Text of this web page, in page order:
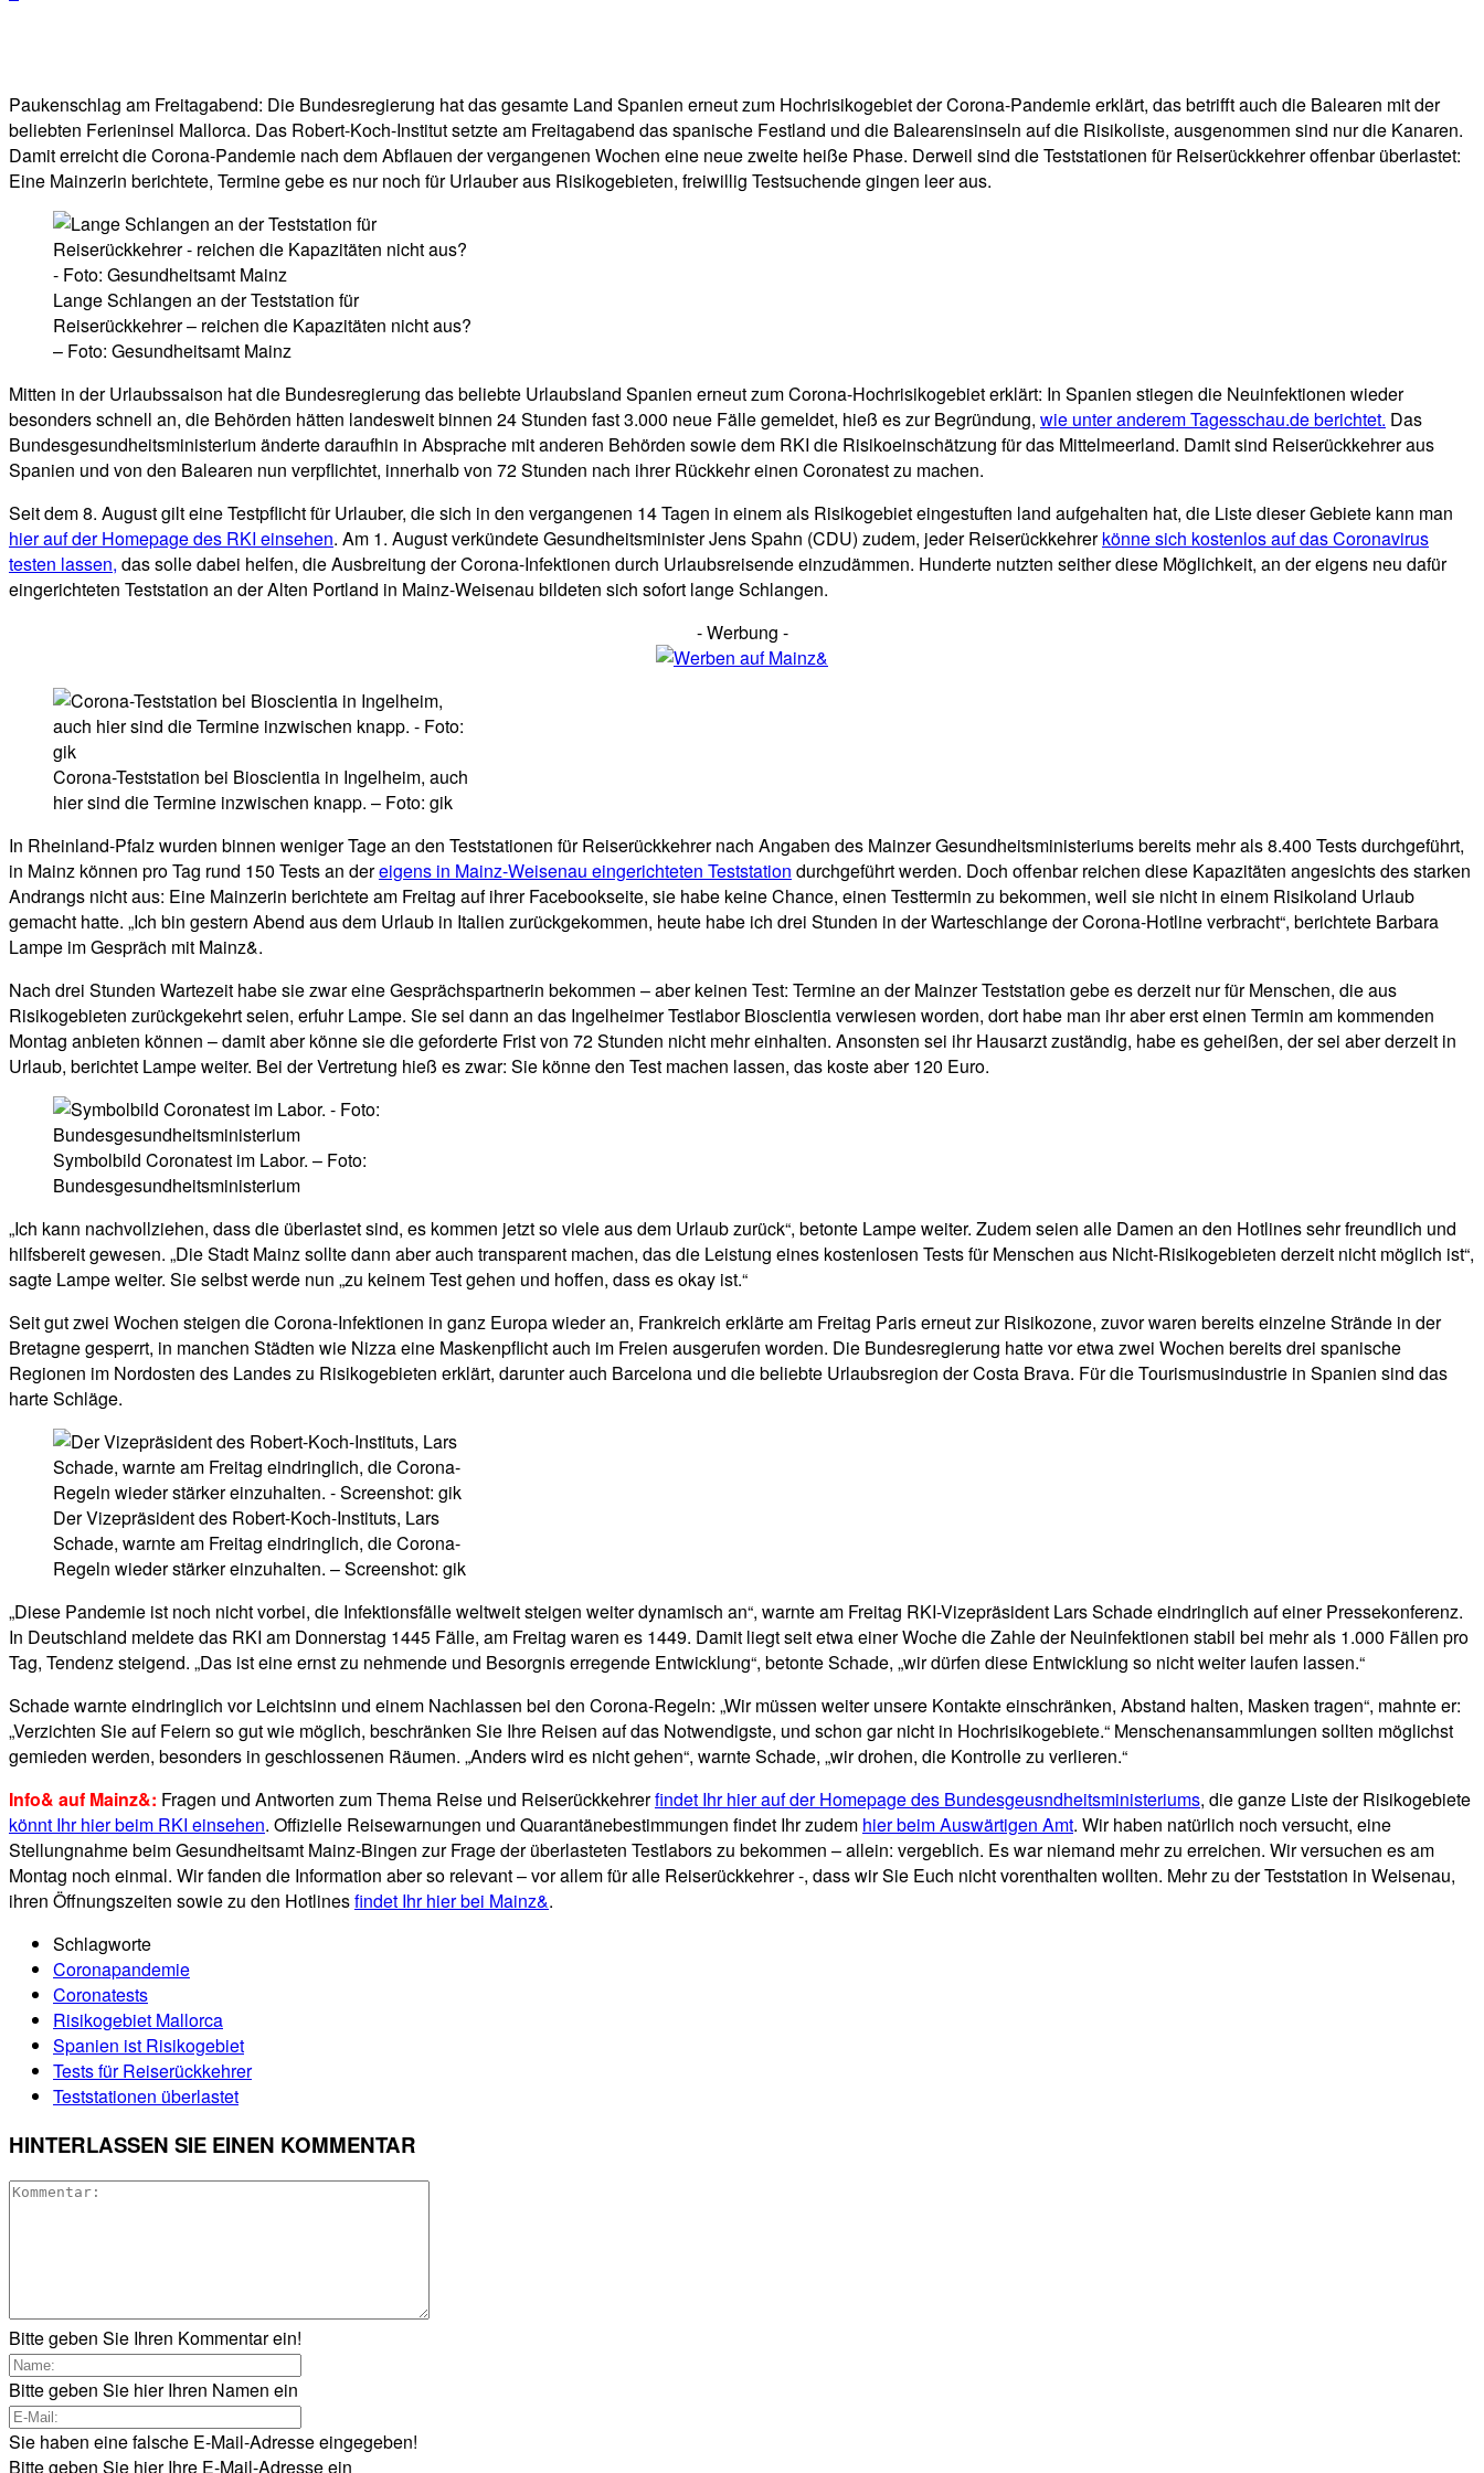
Paukenschlag am Freitagabend: Die Bundesregierung hat das gesamte Land Spanien erneut zum Hochrisikogebiet der Corona-Pandemie erklärt, das betrifft auch die Balearen mit der
beliebten Ferieninsel Mallorca. Das Robert-Koch-Institut setzte am Freitagabend das spanische Festland und die Balearensinseln auf die Risikoliste, ausgenommen sind nur die Kanaren.
Damit erreicht die Corona-Pandemie nach dem Abflauen der vergangenen Wochen eine neue zweite heiße Phase. Derweil sind die Teststationen für Reiserückkehrer offenbar überlastet:
Eine Mainzerin berichtete, Termine gebe es nur noch für Urlauber aus Risikogebieten, freiwillig Testsuchende gingen leer aus.
Lange Schlangen an der Teststation für
Reiserückkehrer – reichen die Kapazitäten nicht aus?
– Foto: Gesundheitsamt Mainz
Mitten in der Urlaubssaison hat die Bundesregierung das beliebte Urlaubsland Spanien erneut zum Corona-Hochrisikogebiet erklärt: In Spanien stiegen die Neuinfektionen wieder
besonders schnell an, die Behörden hätten landesweit binnen 24 Stunden fast 3.000 neue Fälle gemeldet, hieß es zur Begründung, wie unter anderem Tagesschau.de berichtet. Das
Bundesgesundheitsministerium änderte daraufhin in Absprache mit anderen Behörden sowie dem RKI die Risikoeinschätzung für das Mittelmeerland. Damit sind Reiserückkehrer aus
Spanien und von den Balearen nun verpflichtet, innerhalb von 72 Stunden nach ihrer Rückkehr einen Coronatest zu machen.
Seit dem 8. August gilt eine Testpflicht für Urlauber, die sich in den vergangenen 14 Tagen in einem als Risikogebiet eingestuften land aufgehalten hat, die Liste dieser Gebiete kann man
hier auf der Homepage des RKI einsehen. Am 1. August verkündete Gesundheitsminister Jens Spahn (CDU) zudem, jeder Reiserückkehrerkönne sich kostenlos auf das Coronavirus
testen lassen, das solle dabei helfen, die Ausbreitung der Corona-Infektionen durch Urlaubsreisende einzudämmen. Hunderte nutzten seither diese Möglichkeit, an der eigens neu dafür
eingerichteten Teststation an der Alten Portland in Mainz-Weisenau bildeten sich sofort lange Schlangen.
- Werbung -
Corona-Teststation bei Bioscientia in Ingelheim, auch
hier sind die Termine inzwischen knapp. – Foto: gik
In Rheinland-Pfalz wurden binnen weniger Tage an den Teststationen für Reiserückkehrer nach Angaben des Mainzer Gesundheitsministeriums bereits mehr als 8.400 Tests durchgeführt,
in Mainz können pro Tag rund 150 Tests an dereigens in Mainz-Weisenau eingerichteten Teststation durchgeführt werden. Doch offenbar reichen diese Kapazitäten angesichts des starken
Andrangs nicht aus: Eine Mainzerin berichtete am Freitag auf ihrer Facebookseite, sie habe keine Chance, einen Testtermin zu bekommen, weil sie nicht in einem Risikoland Urlaub
gemacht hatte. „Ich bin gestern Abend aus dem Urlaub in Italien zurückgekommen, heute habe ich drei Stunden in der Warteschlange der Corona-Hotline verbracht“, berichtete Barbara
Lampe im Gespräch mit Mainz&.
Nach drei Stunden Wartezeit habe sie zwar eine Gesprächspartnerin bekommen – aber keinen Test: Termine an der Mainzer Teststation gebe es derzeit nur für Menschen, die aus
Risikogebieten zurückgekehrt seien, erfuhr Lampe. Sie sei dann an das Ingelheimer Testlabor Bioscientia verwiesen worden, dort habe man ihr aber erst einen Termin am kommenden
Montag anbieten können – damit aber könne sie die geforderte Frist von 72 Stunden nicht mehr einhalten. Ansonsten sei ihr Hausarzt zuständig, habe es geheißen, der sei aber derzeit in
Urlaub, berichtet Lampe weiter. Bei der Vertretung hieß es zwar: Sie könne den Test machen lassen, das koste aber 120 Euro.
Symbolbild Coronatest im Labor. – Foto:
Bundesgesundheitsministerium
„Ich kann nachvollziehen, dass die überlastet sind, es kommen jetzt so viele aus dem Urlaub zurück“, betonte Lampe weiter. Zudem seien alle Damen an den Hotlines sehr freundlich und
hilfsbereit gewesen. „Die Stadt Mainz sollte dann aber auch transparent machen, das die Leistung eines kostenlosen Tests für Menschen aus Nicht-Risikogebieten derzeit nicht möglich ist“,
sagte Lampe weiter. Sie selbst werde nun „zu keinem Test gehen und hoffen, dass es okay ist.“
Seit gut zwei Wochen steigen die Corona-Infektionen in ganz Europa wieder an, Frankreich erklärte am Freitag Paris erneut zur Risikozone, zuvor waren bereits einzelne Strände in der
Bretagne gesperrt, in manchen Städten wie Nizza eine Maskenpflicht auch im Freien ausgerufen worden. Die Bundesregierung hatte vor etwa zwei Wochen bereits drei spanische
Regionen im Nordosten des Landes zu Risikogebieten erklärt, darunter auch Barcelona und die beliebte Urlaubsregion der Costa Brava. Für die Tourismusindustrie in Spanien sind das
harte Schläge.
Der Vizepräsident des Robert-Koch-Instituts, Lars
Schade, warnte am Freitag eindringlich, die Corona-
Regeln wieder stärker einzuhalten. – Screenshot: gik
„Diese Pandemie ist noch nicht vorbei, die Infektionsfälle weltweit steigen weiter dynamisch an“, warnte am Freitag RKI-Vizepräsident Lars Schade eindringlich auf einer Pressekonferenz.
In Deutschland meldete das RKI am Donnerstag 1445 Fälle, am Freitag waren es 1449. Damit liegt seit etwa einer Woche die Zahle der Neuinfektionen stabil bei mehr als 1.000 Fällen pro
Tag, Tendenz steigend. „Das ist eine ernst zu nehmende und Besorgnis erregende Entwicklung“, betonte Schade, „wir dürfen diese Entwicklung so nicht weiter laufen lassen.“
Schade warnte eindringlich vor Leichtsinn und einem Nachlassen bei den Corona-Regeln: „Wir müssen weiter unsere Kontakte einschränken, Abstand halten, Masken tragen“, mahnte er:
„Verzichten Sie auf Feiern so gut wie möglich, beschränken Sie Ihre Reisen auf das Notwendigste, und schon gar nicht in Hochrisikogebiete.“ Menschenansammlungen sollten möglichst
gemieden werden, besonders in geschlossenen Räumen. „Anders wird es nicht gehen“, warnte Schade, „wir drohen, die Kontrolle zu verlieren.“
Info& auf Mainz&: Fragen und Antworten zum Thema Reise und Reiserückkehrerfindet Ihr hier auf der Homepage des Bundesgeusndheitsministeriums, die ganze Liste der Risikogebiete
könnt Ihr hier beim RKI einsehen. Offizielle Reisewarnungen und Quarantänebestimmungen findet Ihr zudem hier beim Auswärtigen Amt. Wir haben natürlich noch versucht, eine
Stellungnahme beim Gesundheitsamt Mainz-Bingen zur Frage der überlasteten Testlabors zu bekommen – allein: vergeblich. Es war niemand mehr zu erreichen. Wir versuchen es am
Montag noch einmal. Wir fanden die Information aber so relevant – vor allem für alle Reiserückkehrer -, dass wir Sie Euch nicht vorenthalten wollten. Mehr zu der Teststation in Weisenau,
ihren Öffnungszeiten sowie zu den Hotlinesfindet Ihr hier bei Mainz&.
Schlagworte
Coronapandemie
Coronatests
Risikogebiet Mallorca
Spanien ist Risikogebiet
Tests für Reiserückkehrer
Teststationen überlastet
HINTERLASSEN SIE EINEN KOMMENTAR
Bitte geben Sie Ihren Kommentar ein!
Bitte geben Sie hier Ihren Namen ein
Sie haben eine falsche E-Mail-Adresse eingegeben!
Bitte geben Sie hier Ihre E-Mail-Adresse ein